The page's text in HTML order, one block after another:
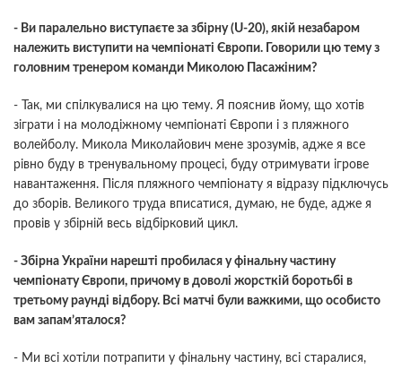
- Ви паралельно виступаєте за збірну (U-20), якій незабаром
належить виступити на чемпіонаті Європи. Говорили цю тему з
головним тренером команди Миколою Пасажіним?
- Так, ми спілкувалися на цю тему. Я пояснив йому, що хотів
зіграти і на молодіжному чемпіонаті Європи і з пляжного
волейболу. Микола Миколайович мене зрозумів, адже я все
рівно буду в тренувальному процесі, буду отримувати ігрове
навантаження. Після пляжного чемпіонату я відразу підключусь
до зборів. Великого труда вписатися, думаю, не буде, адже я
провів у збірній весь відбірковий цикл.
- Збірна України нарешті пробилася у фінальну частину
чемпіонату Європи, причому в доволі жорсткій боротьбі в
третьому раунді відбору. Всі матчі були важкими, що особисто
вам запам’яталося?
- Ми всі хотіли потрапити у фінальну частину, всі старалися,